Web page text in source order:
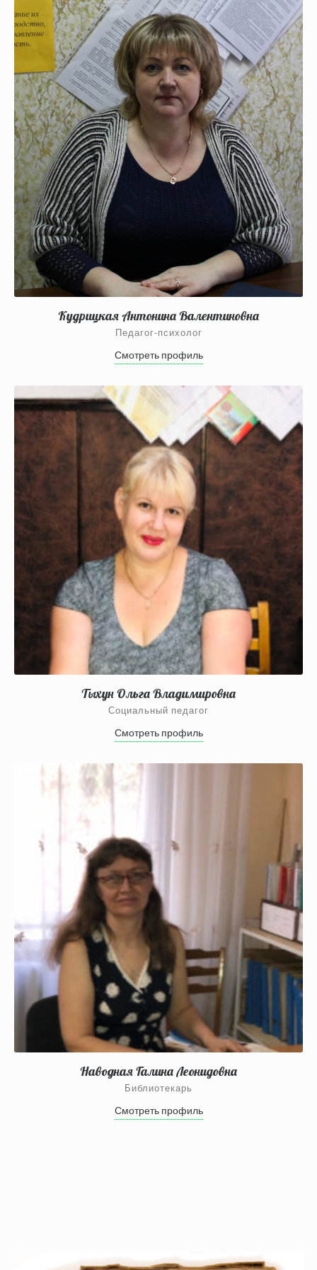
Кудрицкая Антонина Валентиновна
Педагог-психолог
Смотреть профиль
Тыхун Ольга Владимировна
Социальный педагог
Смотреть профиль
Наводная Галина Леонидовна
Библиотекарь
Смотреть профиль